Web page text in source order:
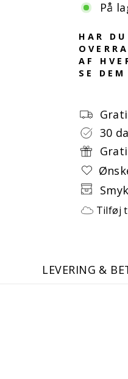
På
HAR
AF
SE
30
Tilføj
LEVERING &